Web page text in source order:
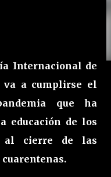
Internacional de
va a cumplirse el
que ha
educación de los
al cierre de las
cuarentenas.